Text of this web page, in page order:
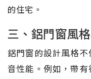
的住宅。
三、鋁門窗風
鋁門窗的設計風格
音性能。例如，帶